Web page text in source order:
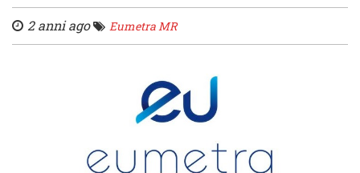
2 anni ago Eumetra MR